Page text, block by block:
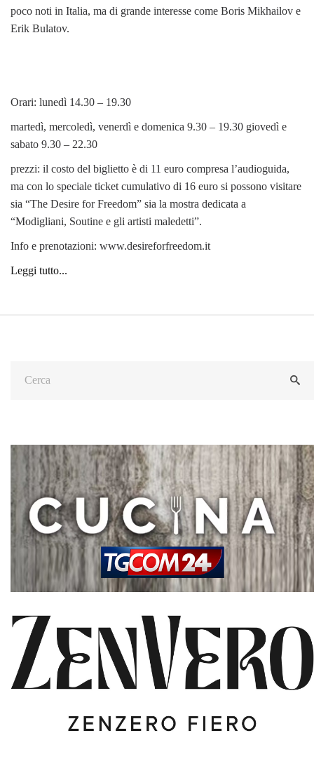
poco noti in Italia, ma di grande interesse come Boris Mikhailov e
Erik Bulatov.
Orari: lunedì 14.30 – 19.30
martedì, mercoledì, venerdì e domenica 9.30 – 19.30 giovedì e
sabato 9.30 – 22.30
prezzi: il costo del biglietto è di 11 euro compresa l’audioguida,
ma con lo speciale ticket cumulativo di 16 euro si possono visitare
sia “The Desire for Freedom” sia la mostra dedicata a
“Modigliani, Soutine e gli artisti maledetti”.
Info e prenotazioni: www.desireforfreedom.it
Leggi tutto...